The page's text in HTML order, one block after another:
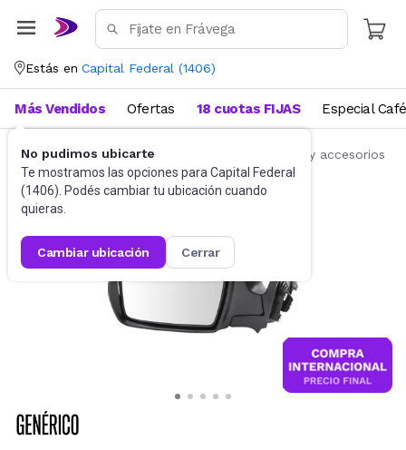
Estás en Capital Federal (1406)
No pudimos ubicarte
Te mostramos las opciones para Capital Federal
(1406). Podés cambiar tu ubicación cuando
quieras.
cambiar ubicación cerrar
Más Vendidos Ofertas 18 cuotas FIJAS Especial Café
Accesorios para autos y motos Repuestos y accesorios